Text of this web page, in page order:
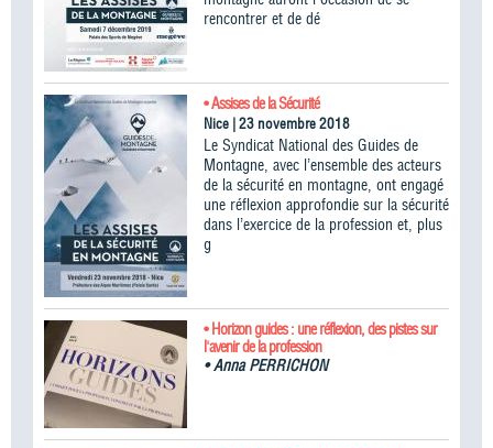
rencontrer et de dé
• Assises de la Sécurité
Nice | 23 novembre 2018
Le Syndicat National des Guides de
Montagne, avec l’ensemble des acteurs
de la sécurité en montagne, ont engagé
une réflexion approfondie sur la sécurité
dans l’exercice de la profession et, plus
g
• Horizon guides : une réflexion, des pistes sur
l'avenir de la profession
•Anna PERRICHON